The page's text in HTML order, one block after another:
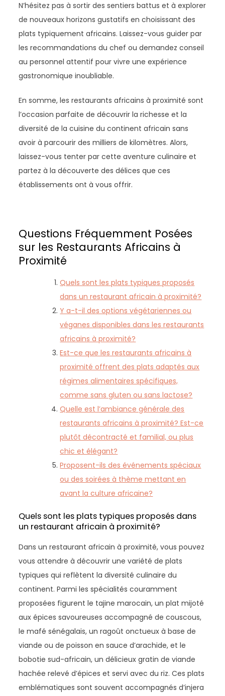
N’hésitez pas à sortir des sentiers battus et à explorer
de nouveaux horizons gustatifs en choisissant des
plats typiquement africains. Laissez-vous guider par
les recommandations du chef ou demandez conseil
au personnel attentif pour vivre une expérience
gastronomique inoubliable.
En somme, les restaurants africains à proximité sont
l’occasion parfaite de découvrir la richesse et la
diversité de la cuisine du continent africain sans
avoir à parcourir des milliers de kilomètres. Alors,
laissez-vous tenter par cette aventure culinaire et
partez à la découverte des délices que ces
établissements ont à vous offrir.
Questions Fréquemment Posées
sur les Restaurants Africains à
Proximité
Quels sont les plats typiques proposés
dans un restaurant africain à proximité?
Y a-t-il des options végétariennes ou
véganes disponibles dans les restaurants
africains à proximité?
Est-ce que les restaurants africains à
proximité offrent des plats adaptés aux
régimes alimentaires spécifiques,
comme sans gluten ou sans lactose?
Quelle est l’ambiance générale des
restaurants africains à proximité? Est-ce
plutôt décontracté et familial, ou plus
chic et élégant?
Proposent-ils des événements spéciaux
ou des soirées à thème mettant en
avant la culture africaine?
Quels sont les plats typiques proposés dans
un restaurant africain à proximité?
Dans un restaurant africain à proximité, vous pouvez
vous attendre à découvrir une variété de plats
typiques qui reflètent la diversité culinaire du
continent. Parmi les spécialités couramment
proposées figurent le tajine marocain, un plat mijoté
aux épices savoureuses accompagné de couscous,
le mafé sénégalais, un ragoût onctueux à base de
viande ou de poisson en sauce d’arachide, et le
bobotie sud-africain, un délicieux gratin de viande
hachée relevé d’épices et servi avec du riz. Ces plats
emblématiques sont souvent accompagnés d’injera